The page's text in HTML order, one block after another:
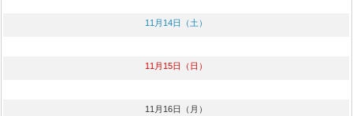
11月14日（土）
11月15日（日）
11月16日（月）